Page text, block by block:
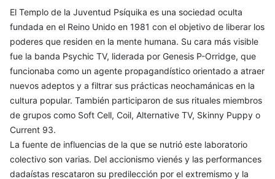
El Templo de la Juventud Psíquika es una sociedad oculta
fundada en el Reino Unido en 1981 con el objetivo de liberar los
poderes que residen en la mente humana. Su cara más visible
fue la banda Psychic TV, liderada por Genesis P-Orridge, que
funcionaba como un agente propagandístico orientado a atraer
nuevos adeptos y a filtrar sus prácticas neochamánicas en la
cultura popular. También participaron de sus rituales miembros
de grupos como Soft Cell, Coil, Alternative TV, Skinny Puppy o
Current 93.
La fuente de influencias de la que se nutrió este laboratorio
colectivo son varias. Del accionismo vienés y las performances
dadaístas rescataron su predilección por el extremismo y la